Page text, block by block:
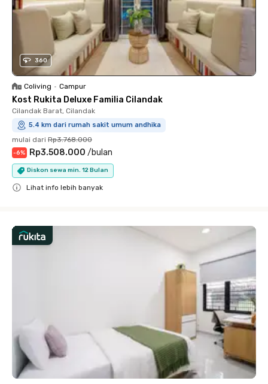
360
Coliving • Campur
Kost Rukita Deluxe Familia Cilandak
Cilandak Barat, Cilandak
5.4 km dari rumah sakit umum andhika
mulai dari Rp3.768.000
-6% Rp3.508.000 /bulan
Diskon sewa min. 12 Bulan
Lihat info lebih banyak